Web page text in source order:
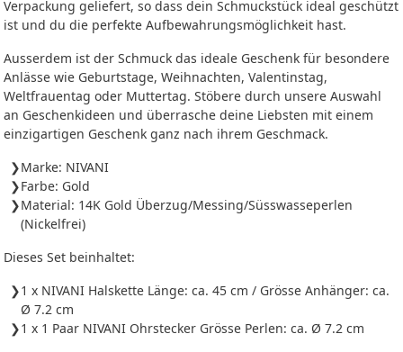
Verpackung geliefert, so dass dein Schmuckstück ideal geschützt
ist und du die perfekte Aufbewahrungsmöglichkeit hast.
Ausserdem ist der Schmuck das ideale Geschenk für besondere
Anlässe wie Geburtstage, Weihnachten, Valentinstag,
Weltfrauentag oder Muttertag. Stöbere durch unsere Auswahl
an Geschenkideen und überrasche deine Liebsten mit einem
einzigartigen Geschenk ganz nach ihrem Geschmack.
Marke: NIVANI
Farbe: Gold
Material: 14K Gold Überzug/Messing/Süsswasseperlen
(Nickelfrei)
Dieses Set beinhaltet:
1 x NIVANI Halskette Länge: ca. 45 cm / Grösse Anhänger: ca.
Ø 7.2 cm
1 x 1 Paar NIVANI Ohrstecker Grösse Perlen: ca. Ø 7.2 cm